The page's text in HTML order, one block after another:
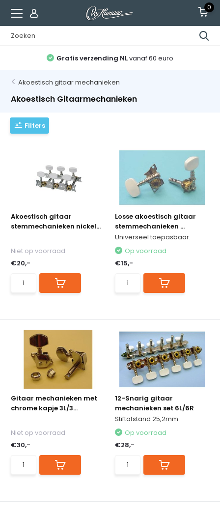
0
Gratis verzending NLvanaf 60 euro
Akoestisch gitaar mechanieken
Akoestisch Gitaarmechanieken
Filters
Akoestisch gitaar
stemmechanieken nickel...
Niet op voorraad
€20,-
Losse akoestisch gitaar
stemmechanieken ...
Universeel toepasbaar.
Op voorraad
€15,-
Gitaar mechanieken met
chrome kapje 3L/3...
Niet op voorraad
€30,-
12-Snarig gitaar
mechanieken set 6L/6R
Stiftafstand 25,2mm
Op voorraad
€28,-